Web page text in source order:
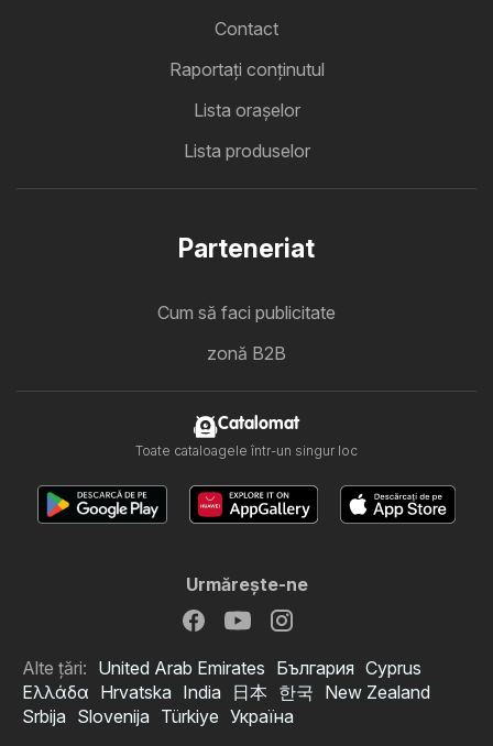
Contact
Raportați conținutul
Lista oraşelor
Lista produselor
Parteneriat
Cum să faci publicitate
zonă B2B
Catalomat
Toate cataloagele într-un singur loc
Urmăreşte-ne
Alte țări: United Arab Emirates България Cyprus
Ελλάδα Hrvatska India 日本 한국 New Zealand
Srbija Slovenija Türkiye Україна